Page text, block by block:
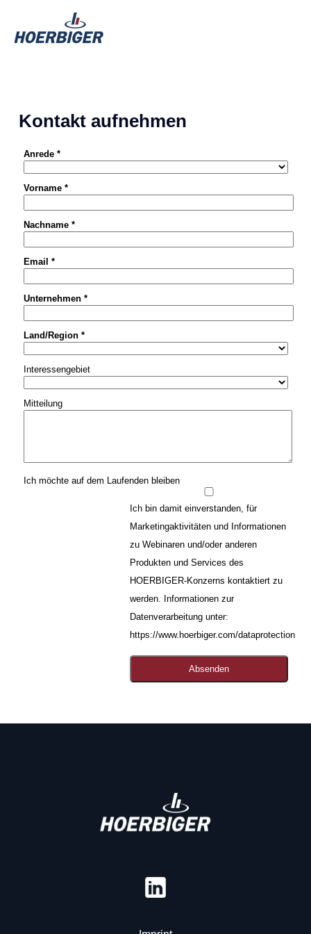
Kontakt aufnehmen
Anrede *
Vorname *
Nachname *
Email *
Unternehmen *
Land/Region *
Interessengebiet
Mitteilung
Ich möchte auf dem Laufenden bleiben
Ich bin damit einverstanden, für
Marketingaktivitäten und Informationen
zu Webinaren und/oder anderen
Produkten und Services des
HOERBIGER-Konzerns kontaktiert zu
werden. Informationen zur
Datenverarbeitung unter:
https://www.hoerbiger.com/dataprotection